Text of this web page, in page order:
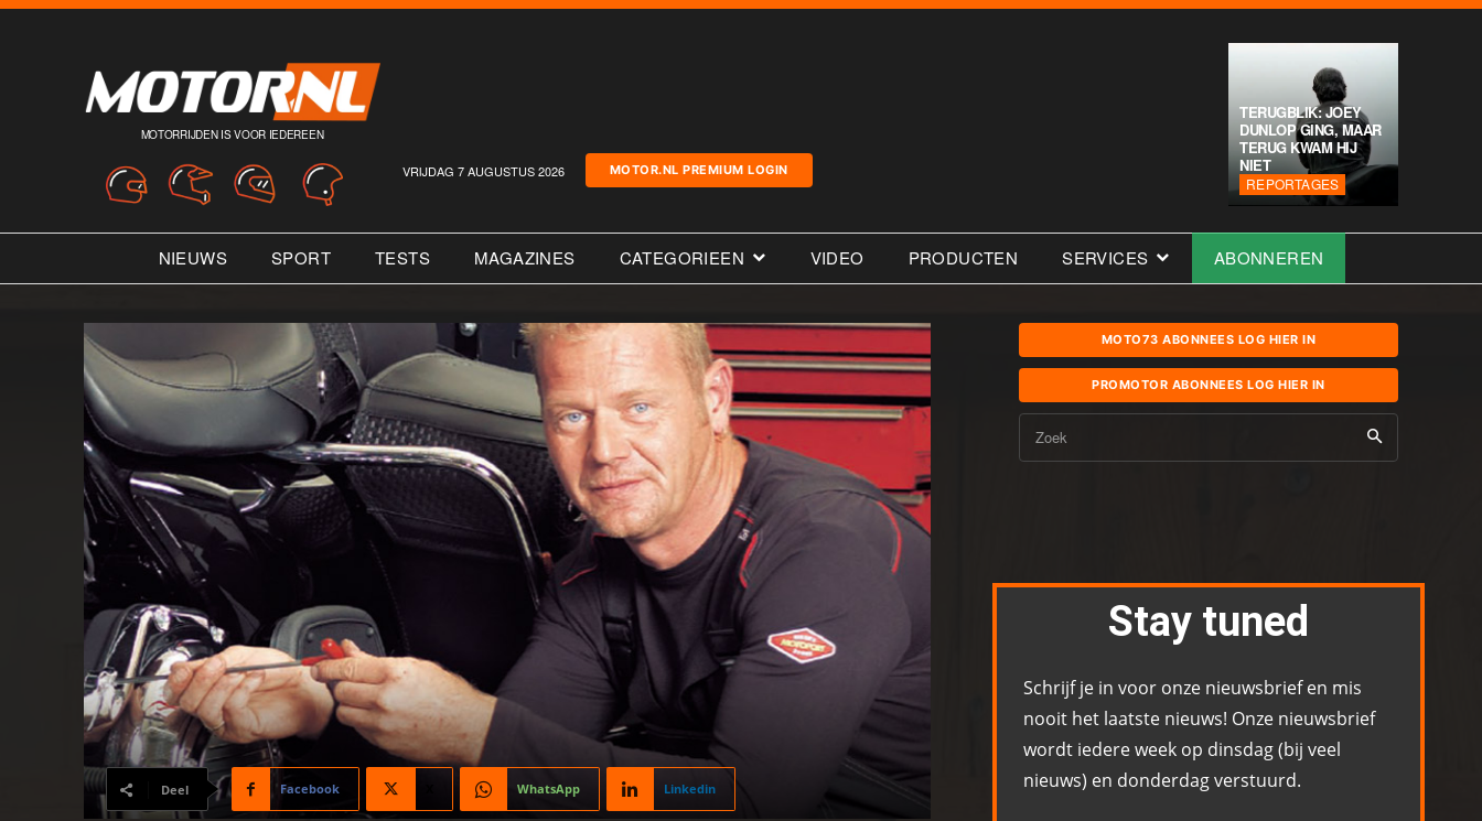
MOTORRIJDEN IS VOOR IEDEREEN
VRIJDAG 7 AUGUSTUS 2026 MOTOR.NL PREMIUM LOGIN
TERUGBLIK: JOEY
DUNLOP GING, MAAR
TERUG KWAM HIJ
NIET
REPORTAGES
NIEUWS SPORT TESTS MAGAZINES CATEGORIEEN VIDEO PRODUCTEN SERVICES ABONNEREN
Deel Facebook WhatsApp Linkedin
MOTO73 ABONNEES LOG HIER IN
PROMOTOR ABONNEES LOG HIER IN
Zoek
Stay tuned
Schrijf je in voor onze nieuwsbrief en mis
nooit het laatste nieuws! Onze nieuwsbrief
wordt iedere week op dinsdag (bij veel
nieuws) en donderdag verstuurd.